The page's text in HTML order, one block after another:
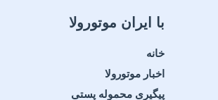
با ایران موتورولا
خانه
اخبار موتورولا
پیگیری محموله پستی